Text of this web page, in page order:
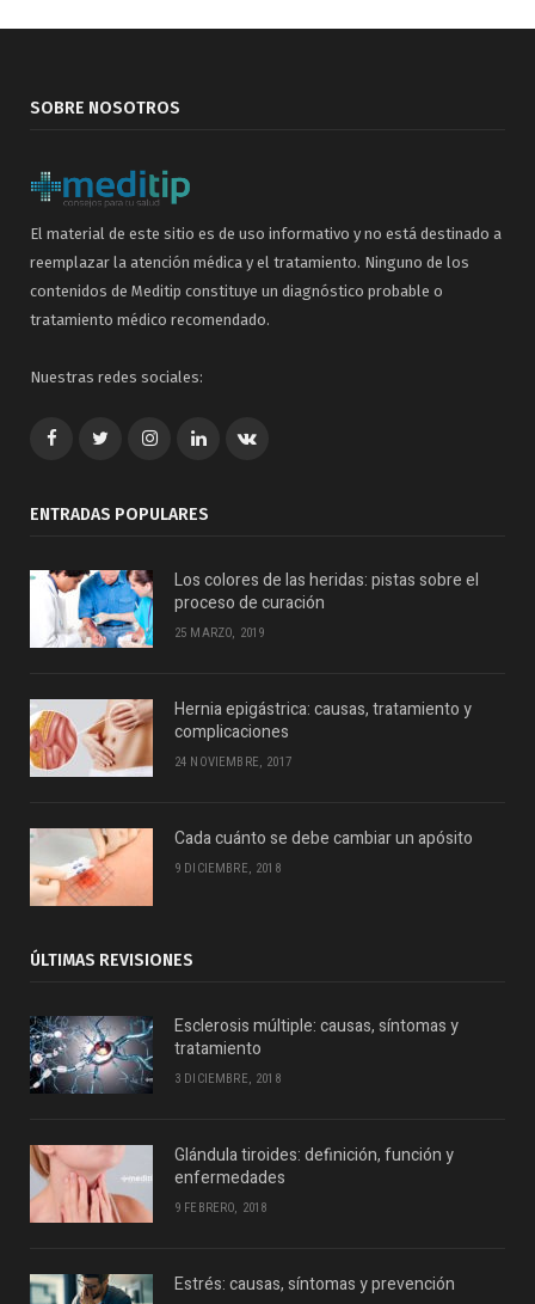
SOBRE NOSOTROS
El material de este sitio es de uso informativo y no está destinado a
reemplazar la atención médica y el tratamiento. Ninguno de los
contenidos de Meditip constituye un diagnóstico probable o
tratamiento médico recomendado.
Nuestras redes sociales:
FacebookTwitterGoogle+LinkedInVK
ENTRADAS POPULARES
Los colores de las heridas: pistas sobre el
proceso de curación
25 MARZO, 2019
Hernia epigástrica: causas, tratamiento y
complicaciones
24 NOVIEMBRE, 2017
Cada cuánto se debe cambiar un apósito
9 DICIEMBRE, 2018
ÚLTIMAS REVISIONES
Esclerosis múltiple: causas, síntomas y
tratamiento
3 DICIEMBRE, 2018
Glándula tiroides: definición, función y
enfermedades
9 FEBRERO, 2018
Estrés: causas, síntomas y prevención